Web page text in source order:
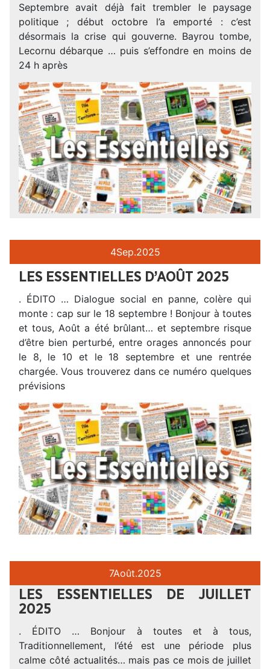
Septembre avait déjà fait trembler le paysage
politique ; début octobre l’a emporté : c’est
désormais la crise qui gouverne. Bayrou tombe,
Lecornu débarque … puis s’effondre en moins de
24 h après
4Sep.2025
LES ESSENTIELLES D’AOÛT 2025
. ÉDITO … Dialogue social en panne, colère qui
monte : cap sur le 18 septembre ! Bonjour à toutes
et tous, Août a été brûlant… et septembre risque
d’être bien perturbé, entre orages annoncés pour
le 8, le 10 et le 18 septembre et une rentrée
chargée. Vous trouverez dans ce numéro quelques
prévisions
7Août.2025
LES ESSENTIELLES DE JUILLET
2025
. ÉDITO … Bonjour à toutes et à tous,
Traditionnellement, l’été est une période plus
calme côté actualités… mais pas ce mois de juillet